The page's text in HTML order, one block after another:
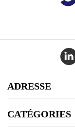
ADRESSE
CATÉGORIES